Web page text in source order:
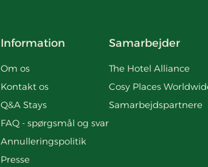
Information
Om os
Kontakt os
Q&A Stays
FAQ - spørgsmål og svar
Annulleringspolitik
Presse
Samarbejder
The Hotel Alliance
Cosy Places
Samarbejdspartnere